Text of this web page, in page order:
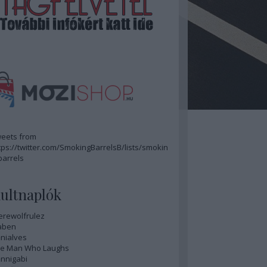
from
twitter.com/SmokingBarrelsB/lists/smokin
Man Who Laughs